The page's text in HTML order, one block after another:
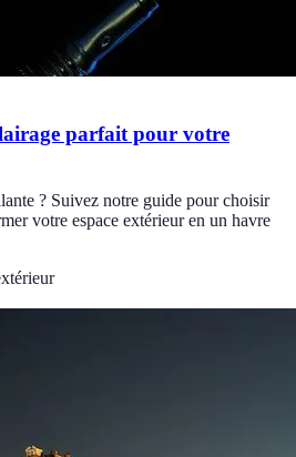
parfait pour votre
? Suivez notre guide pour choisir
votre espace extérieur en un havre